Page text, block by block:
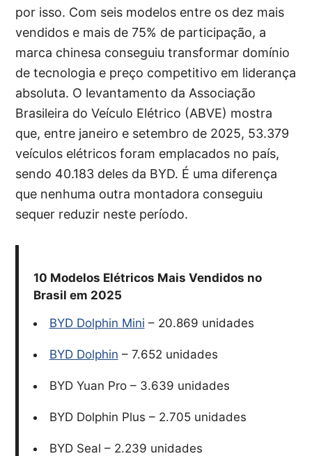
por isso. Com seis modelos entre os dez mais
vendidos e mais de 75% de participação, a
marca chinesa conseguiu transformar domínio
de tecnologia e preço competitivo em liderança
absoluta. O levantamento da Associação
Brasileira do Veículo Elétrico (ABVE) mostra
que, entre janeiro e setembro de 2025, 53.379
veículos elétricos foram emplacados no país,
sendo 40.183 deles da BYD. É uma diferença
que nenhuma outra montadora conseguiu
sequer reduzir neste período.
10 Modelos Elétricos Mais Vendidos no
Brasil em 2025
BYD Dolphin Mini – 20.869 unidades
BYD Dolphin – 7.652 unidades
BYD Yuan Pro – 3.639 unidades
BYD Dolphin Plus – 2.705 unidades
BYD Seal – 2.239 unidades